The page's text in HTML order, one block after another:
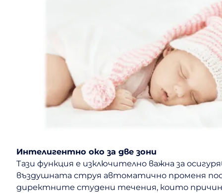
Интелигентно око за две зони
Тази функция е изключително важна за
въздушната струя автоматично променя
директните студени течения, които